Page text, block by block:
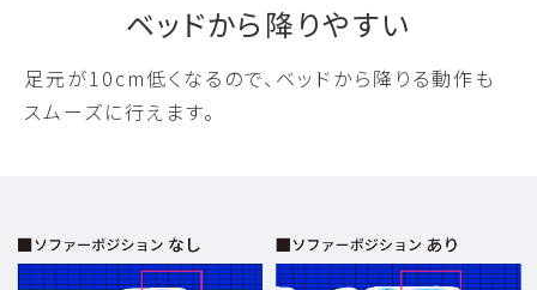
ベッドから降りやすい
足元が10cm低くなるので、ベッドから降りる動作も
スムーズに行えます。